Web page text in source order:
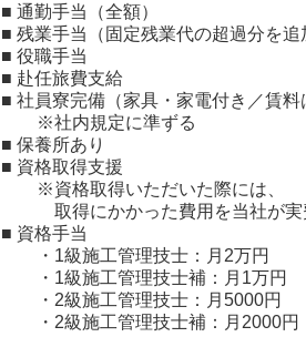
■ 通勤手当（全額）
■ 残業手当（固定残業代の超過分を追
■ 役職手当
■ 赴任旅費支給
■ 社員寮完備（家具・家電付き／賃料
※社内規定に準ずる
■ 保養所あり
■ 資格取得支援
※資格取得いただいた際には、
取得にかかった費用を当社が実
■ 資格手当
・1級施工管理技士：月2万円
・1級施工管理技士補：月1万円
・2級施工管理技士：月5000円
・2級施工管理技士補：月2000円